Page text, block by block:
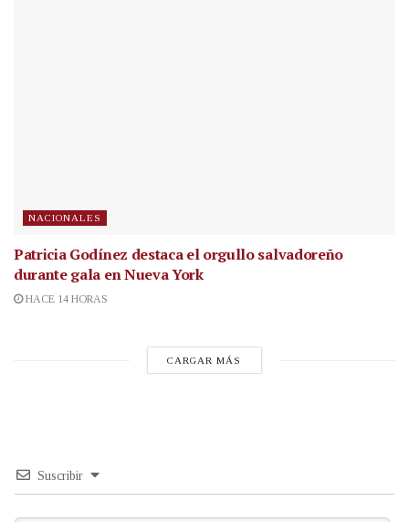
NACIONALES
Patricia Godínez destaca el orgullo salvadoreño
durante gala en Nueva York
HACE 14 HORAS
CARGAR MÁS
Suscribir